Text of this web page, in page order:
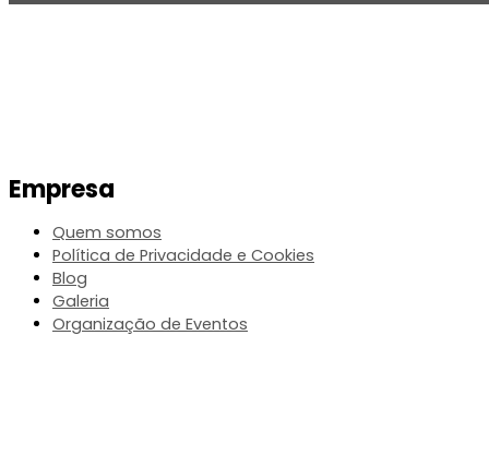
Empresa
Quem somos
Política de Privacidade e Cookies
Blog
Galeria
Organização de Eventos